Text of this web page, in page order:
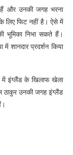
हैं और उनकी जगह भरना
लिए फिट नहीं है। ऐसे में
भूमिका निभा सकते हैं।
में शानदार प्रदर्शन किया
में इंग्लैंड के खिलाफ खेला
उनकी जगह इंग्लैंड